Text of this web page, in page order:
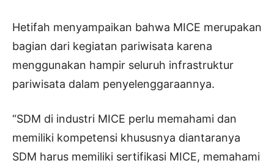
Hetifah menyampaikan bahwa MICE merupakan
bagian dari kegiatan pariwisata karena
menggunakan hampir seluruh infrastruktur
pariwisata dalam penyelenggaraannya.
“SDM di industri MICE perlu memahami dan
memiliki kompetensi khususnya diantaranya
SDM harus memiliki sertifikasi MICE, memahami